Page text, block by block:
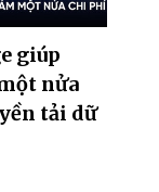
giúp
nửa
tải dữ